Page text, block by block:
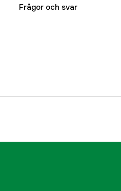
Referensnummer
Frågor och svar